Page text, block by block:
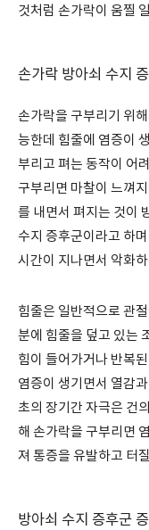
것처럼 손가락이 움찔
손가락 방아쇠 수지
손가락을 구부리기 위
능한데 힘줄에 염증이
부리고 펴는 동작이 어
구부리면 마찰이 느껴
를 내면서 펴지는 것이
수지 증후군이라고 하
시간이 지나면서 악화
힘줄은 일반적으로 관
분에 힘줄을 덮고 있는
힘이 들어가거나 반복
염증이 생기면서 열감
초의 장기간 자극은 건
해 손가락을 구부리면
져 통증을 유발하고 터
방아쇠 수지 증후군